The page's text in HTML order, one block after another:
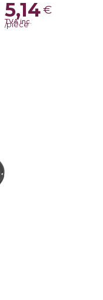
5,14€
TVA inc.
/pièce